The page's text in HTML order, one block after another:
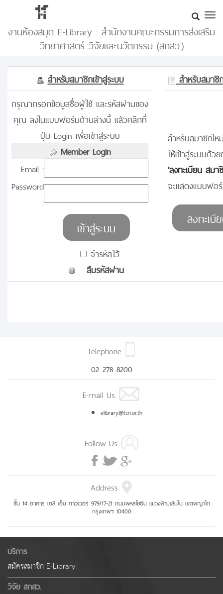
งานห้องสมุด E-Library : สำนักงานคณะกรรมการส่งเสริม
วิทยาศาสตร์ วิจัยและนวัตกรรม (สกสว.)
สำหรับสมาชิกเข้าสู่ระบบ
สำหรับสมาชิ
กรุณากรอกข้อมูลชื่อผู้ใช้ และรหัสผ่านของ
คุณ ลงในแบบฟอร์มด้านล่างนี้ แล้วคลิกที่
ปุ่ม Login เพื่อเข้าสู่ระบบ
Member Login
Email :
Password
:
จำรหัสไว้
ลืมรหัสผ่าน
สำหรับสมาชิกให
ให้เข้าสู่ระบบด้
'ลงทะเบียน สม
จะแสดงแบบฟอ
Telephone
02 278 8200
E-mail Us
elibrary@tsri.or.th
Follow Us
Address
ชั้น 14 อาคาร เอส เอ็ม ทาวเวอร์ 979/17-21 ถนนพหลโยธิน แขวงสามเสนใน เขตพญาไท
กรุงเทพฯ 10400
บริการ
สมัครสมาชิก E-Library
วิจัย สกสว.